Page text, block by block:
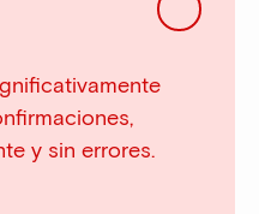
y sin errores.